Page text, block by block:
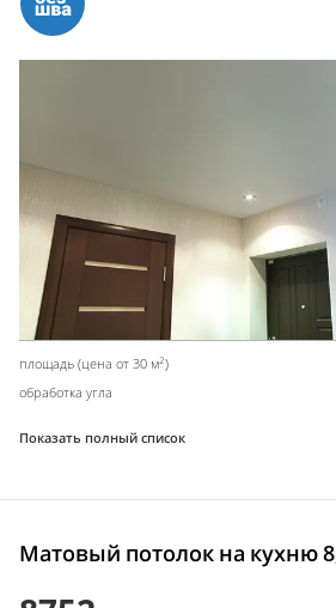
площадь (цена от 30 м2)
обработка угла
Показать полный список
Матовый потолок на кухню